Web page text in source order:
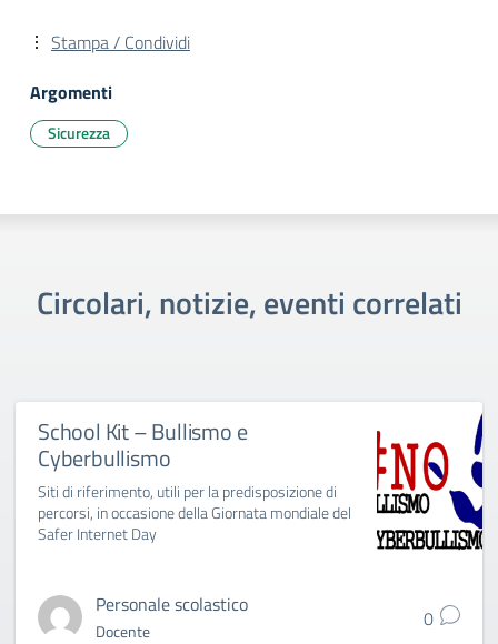
Stampa / Condividi
Argomenti
Sicurezza
Circolari, notizie, eventi correlati
School Kit – Bullismo e
Cyberbullismo
Siti di riferimento, utili per la predisposizione di
percorsi, in occasione della Giornata mondiale del
Safer Internet Day
Personale scolastico
Docente 0